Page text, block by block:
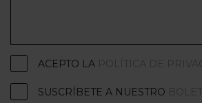
ACEPTO LA POLÍTICA DE
SUSCRÍBETE A NUESTRO